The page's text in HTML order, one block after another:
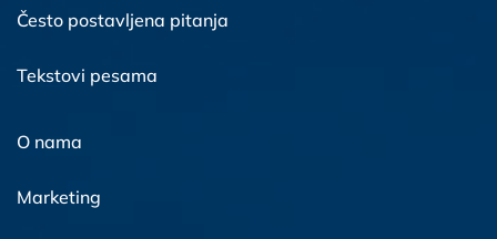
Često postavljena pitanja
Tekstovi pesama
O nama
Marketing